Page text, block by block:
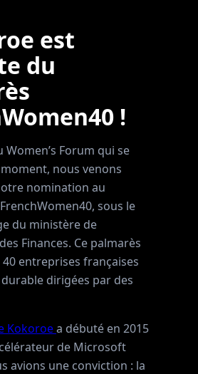
est
du
!
Women’s Forum qui se
nous venons
nomination au
sous le
du ministère de
Finances. Ce palmarès
entreprises françaises
dirigées par des
Kokoroea débuté en 2015
de Microsoft
avions une conviction : la